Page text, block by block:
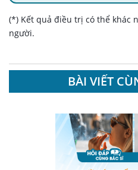
(*) Kết quả điều trị có thể khác
người.
BÀI VIẾT